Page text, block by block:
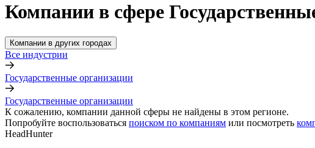
Компании в сфере
Компании в других городах
Все индустрии
Государственные организации
Государственные организации
К сожалению, компании данной сферы не найдены в этом регионе.
Попробуйте воспользоваться поиском по компаниям или посмотреть
HeadHunter